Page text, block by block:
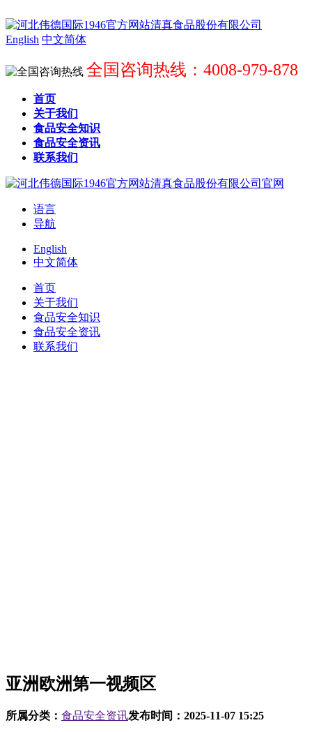
English 中文简体
全国咨询热线：4008-979-878
首页
关于我们
食品安全知识
食品安全资讯
联系我们
语言
导航
English
中文简体
首页
关于我们
食品安全知识
食品安全资讯
联系我们
亚洲欧洲第一视频区
所属分类： 食品安全资讯发布时间： 2025-11-07 15:25